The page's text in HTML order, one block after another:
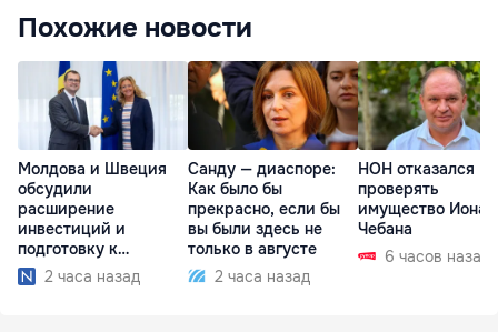
Похожие новости
Молдова и Швеция
обсудили
расширение
инвестиций и
подготовку к
отопительному
сезону
2 часа назад
Санду — диаспоре:
Как было бы
прекрасно, если бы
вы были здесь не
только в августе
2 часа назад
НОН отказался
проверять
имущество Иона
Чебана
6 часов назад